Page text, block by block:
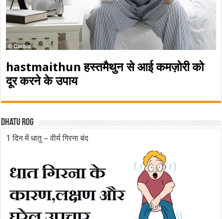
hastmaithun हस्तमैथुन से आई कमज़ोरी को
दूर करने के उपाय
Dhatu rog
1 दिन में धातु – वीर्य गिरना बंद